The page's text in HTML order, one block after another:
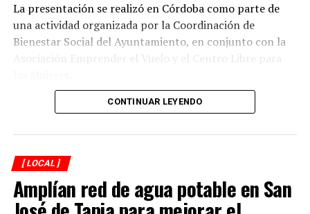
La presentación se realizó en Córdoba como parte de
una actividad organizada por la Coordinación de
Bienestar Social del Ayuntamiento, en conjunto con la
Asociación Emprender el Vuelo y el Centro Libre para
El encuentro reunió a autoridades y representantes de
Ixtaczoquitlán, Coetzala, Tlilapan, Naranjal, Chocamán
y Coscomatepec, quienes participaron en el intercambio
de ideas sobre la necesidad de que las administraciones
locales incorporen una perspectiva de igualdad en sus
acciones y programas.
CONTINUAR LEYENDO
[ LOCAL ]
Amplían red de agua potable en San